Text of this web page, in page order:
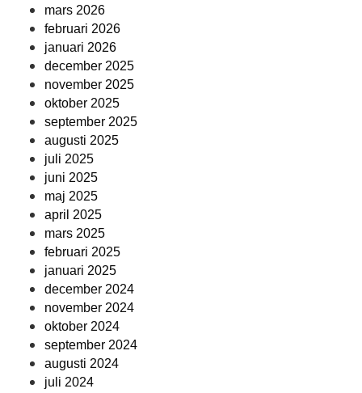
mars 2026
februari 2026
januari 2026
december 2025
november 2025
oktober 2025
september 2025
augusti 2025
juli 2025
juni 2025
maj 2025
april 2025
mars 2025
februari 2025
januari 2025
december 2024
november 2024
oktober 2024
september 2024
augusti 2024
juli 2024